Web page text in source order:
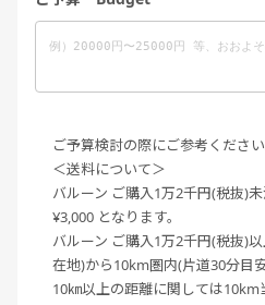
ご予算検討の際にご参考ください
＜送料について＞
バルーン ご購入1万2千円(税抜)
¥3,000 となります。
バルーン ご購入1万2千円(税抜)
在地)から10km圏内(片道30分目
10㎞以上の距離に関しては